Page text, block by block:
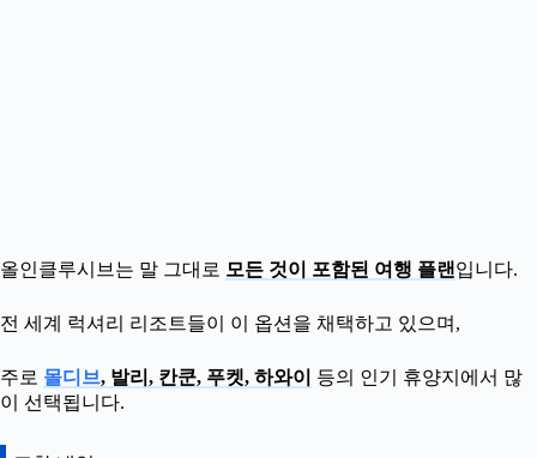
올인클루시브는 말 그대로 모든 것이 포함된 여행 플랜 입니다.
전 세계 럭셔리 리조트들이 이 옵션을 채택하고 있으며,
주로 몰디브, 발리, 칸쿤, 푸켓, 하와이
등의 인기 휴양지에서 많
이 선택됩니다.